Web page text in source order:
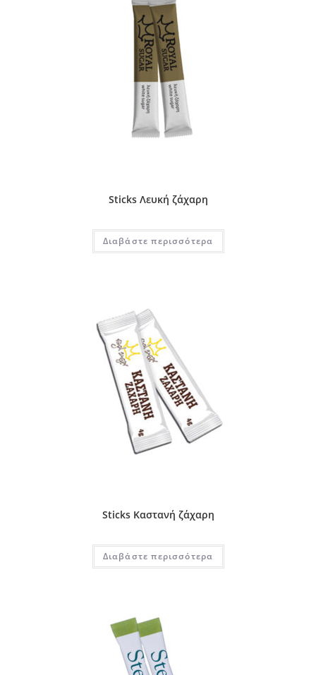
Sticks Λευκή ζάχαρη
Διαβάστε περισσότερα
Sticks Καστανή ζάχαρη
Διαβάστε περισσότερα